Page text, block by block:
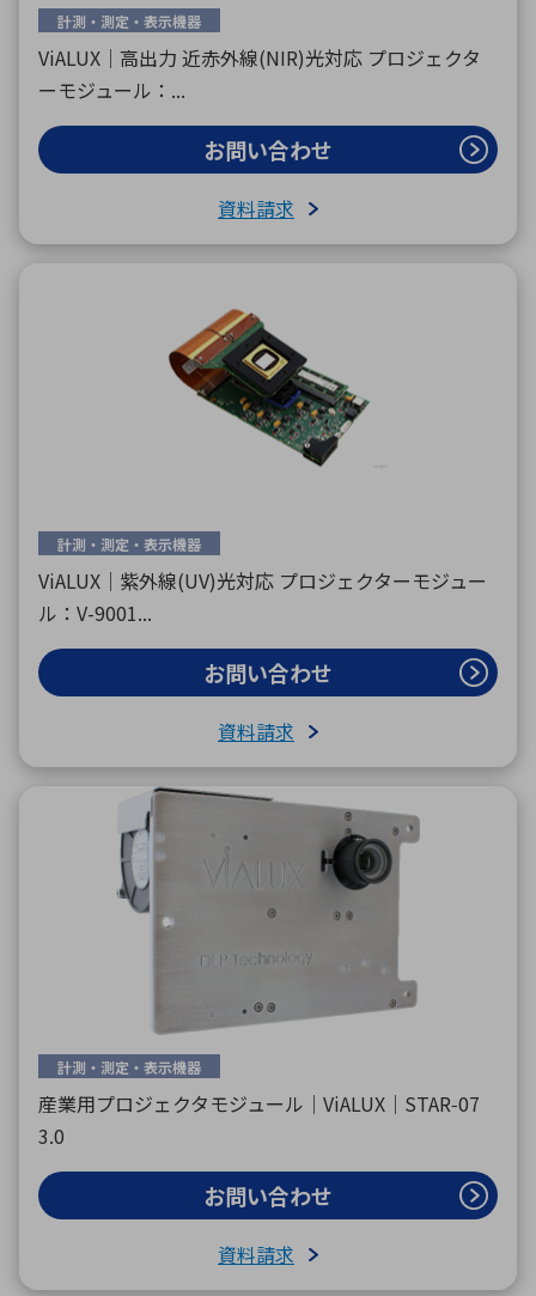
計測・測定・表示機器
ViALUX｜高出力 近赤外線(NIR)光対応 プロジェクタ
ーモジュール：...
お問い合わせ
資料請求
計測・測定・表示機器
ViALUX｜紫外線(UV)光対応 プロジェクターモジュー
ル：V-9001...
お問い合わせ
資料請求
計測・測定・表示機器
産業用プロジェクタモジュール｜ViALUX｜STAR‑07
3.0
お問い合わせ
資料請求